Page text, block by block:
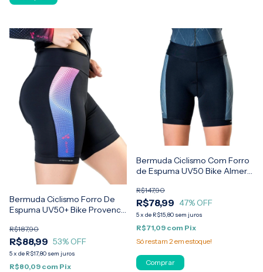
Bermuda Ciclismo Forro De
Espuma UV50+ Bike Provence
R$88,99
R$187,90
53% OFF
5x de R$17,80 sem juros
R$80,09 com Pix
Bermuda Ciclismo Com Forro
de Espuma UV50 Bike Almeria
R$78,99
R$147,90
47% OFF
5x de R$15,80 sem juros
R$71,09 com Pix
Só restam 2 em estoque!
Comprar